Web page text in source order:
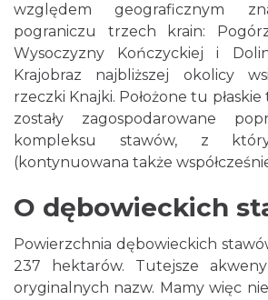
względem geograficznym
pograniczu trzech krain:
Wysoczyzny Kończyckiej i
Krajobraz najbliższej okolicy
rzeczki Knajki. Położone tu
zostały zagospodarowane
kompleksu stawów, z
(kontynuowana także
O dębowieckich
Powierzchnia dębowieckich
237 hektarów. Tutejsze
oryginalnych nazw. Mamy więc